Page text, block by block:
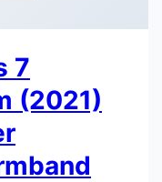
7
(2021)